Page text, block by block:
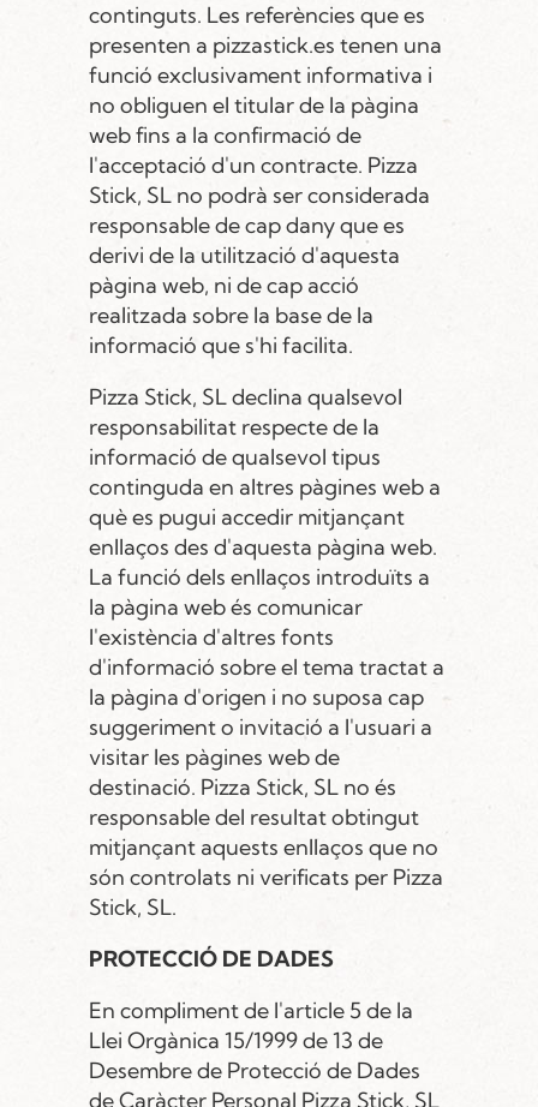
continguts. Les referències que es
presenten a pizzastick.es tenen una
funció exclusivament informativa i
no obliguen el titular de la pàgina
web fins a la confirmació de
l'acceptació d'un contracte. Pizza
Stick, SL no podrà ser considerada
responsable de cap dany que es
derivi de la utilització d'aquesta
pàgina web, ni de cap acció
realitzada sobre la base de la
informació que s'hi facilita.
Pizza Stick, SL declina qualsevol
responsabilitat respecte de la
informació de qualsevol tipus
continguda en altres pàgines web a
què es pugui accedir mitjançant
enllaços des d'aquesta pàgina web.
La funció dels enllaços introduïts a
la pàgina web és comunicar
l'existència d'altres fonts
d'informació sobre el tema tractat a
la pàgina d'origen i no suposa cap
suggeriment o invitació a l'usuari a
visitar les pàgines web de
destinació. Pizza Stick, SL no és
responsable del resultat obtingut
mitjançant aquests enllaços que no
són controlats ni verificats per Pizza
Stick, SL.
PROTECCIÓ DE DADES
En compliment de l'article 5 de la
Llei Orgànica 15/1999 de 13 de
Desembre de Protecció de Dades
de Caràcter Personal Pizza Stick, SL